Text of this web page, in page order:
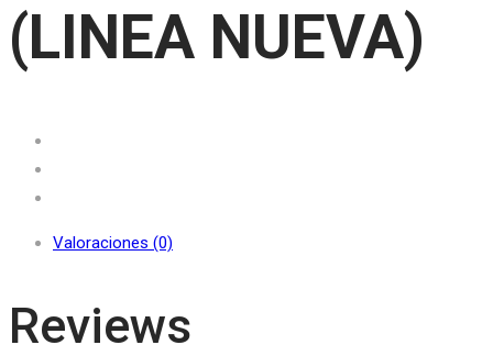
(LINEA NUEVA)
Valoraciones (0)
Reviews